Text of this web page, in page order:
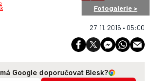
Fotogalerie >
27. 11. 2016 • 05:00
Google doporučovat Blesk?